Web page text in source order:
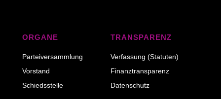
ORGANE
Parteiversammlung
Vorstand
Schiedsstelle
TRANSPARENZ
Verfassung (Statuten)
Finanztransparenz
Datenschutz